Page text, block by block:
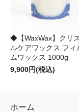
◆【WaxWax】クリ
ルケアワックス フィ
ムワックス 1000g
9,900円(税込)
ホーム